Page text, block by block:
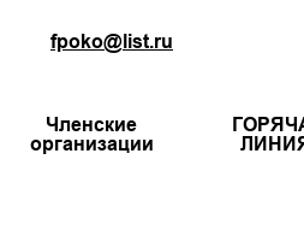
fpoko@list.ru
Членские
организации